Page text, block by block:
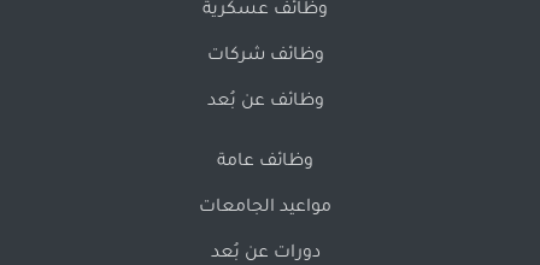
وظائف عسكرية
وظائف شركات
وظائف عن بُعد
وظائف عامة
مواعيد الجامعات
دورات عن بُعد